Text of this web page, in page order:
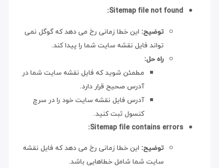
Sitemap file not found:
توضیح: این خطا زمانی رخ می دهد که گوگل نمی
تواند فایل نقشه سایت شما را پیدا کند.
راه حل:
مطمئن شوید که فایل نقشه سایت شما در
آدرس صحیح قرار دارد.
آدرس فایل نقشه سایت خود را در سرچ
کنسول ثبت کنید.
Sitemap file contains errors:
توضیح: این خطا زمانی رخ می دهد که فایل نقشه
سایت شما شامل خطاهایی باشد.